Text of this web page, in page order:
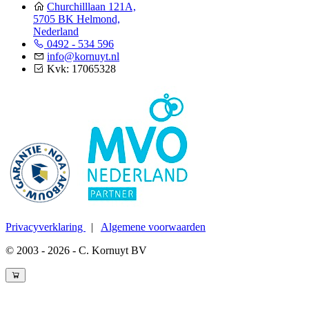
Churchilllaan 121A,
5705 BK Helmond,
Nederland
0492 - 534 596
info@kornuyt.nl
Kvk: 17065328
Privacyverklaring | Algemene voorwaarden
© 2003 - 2026 - C. Kornuyt BV